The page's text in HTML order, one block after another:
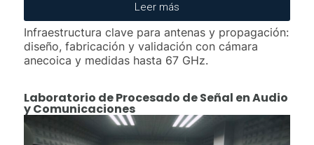
Leer más
Infraestructura clave para antenas y propagación:
diseño, fabricación y validación con cámara
anecoica y medidas hasta 67 GHz.
Laboratorio de Procesado de Señal en Audio
y Comunicaciones